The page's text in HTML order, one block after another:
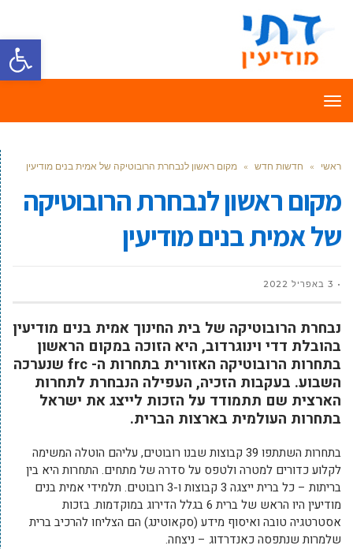
פתח
תפריט
ראשי » חדשות חדש » מקום ראשון לנבחרת הרובוטיקה של אמית בנים מודיעין
מקום ראשון לנבחרת הרובוטיקה
של אמית בנים מודיעין
3 באפריל 2022
נבחרת הרובוטיקה של בית החינוך אמית בנים מודיעין
בהובלת דדי וינוגרדוב, היא הזוכה במקום הראשון
בתחרות הרובוטיקה האזורית בתחרות ה- frc שנערכה
השבוע. בעקבות הזכיה, העפילה הנבחרת לתחרות
הארצית שם תתמודד על הזכות לייצג את ישראל
בתחרות העולמית בארצות הברית.
בתחרות השתתפו 39 קבוצות שבנו רובוטים, עליהם הוטלה המשימה
לקלוע כדורים למטרה ולטפס על סדרה של מתחים. התחרות היא בין
בריתות – כל ברית ייצגה 3 קבוצות ו-3 רובוטים. תלמידי אמית בנים
מודיעין היו הראש של ברית 6 בגלל הדירוג במוקדמות. בזכות
אסטרטגיה טובה ואיסוף מידע (סקאוטינג) הם הצליחו להרכיב ברית
שלמרות שנתפסה כאנדרדוג – ניצחה.